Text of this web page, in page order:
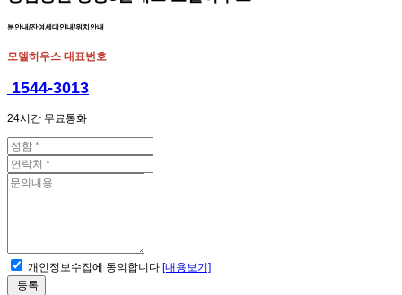
분안내/잔여세대안내/위치안내
모델하우스 대표번호
1544-3013
24시간 무료통화
개인정보수집에 동의합니다 [내용보기]
등록